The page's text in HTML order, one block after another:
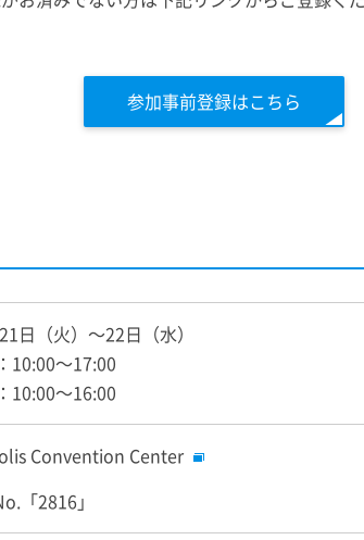
参加事前登録はこちら
日（火）～22日（水）
10:00～17:00
10:00～16:00
Convention Center
「2816」